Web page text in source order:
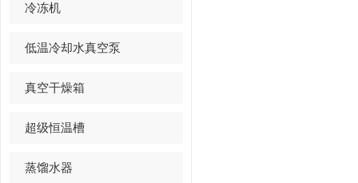
冷冻机
低温冷却水真空泵
真空干燥箱
超级恒温槽
蒸馏水器